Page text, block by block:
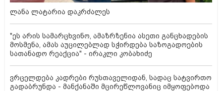
ლანა ლატარია დაკრძალეს
"ეს არის სამარცხვინო, ამაზრზენია ასეთი განცხადების
მოსმენა, ამას აუცილებლად სჭირდება საზოგადოების
სათანადო რეაქცია" - ირაკლი კობახიძე
ვრცელდება კადრები რუსთაველიდან, სადაც სატვირთო
გადაბრუნდა - მანქანაში მცირეწლოვანიც იმყოფებოდა